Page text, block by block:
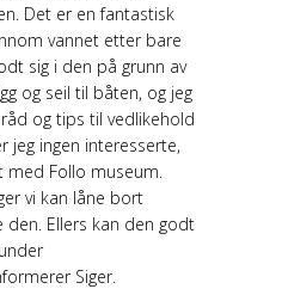
Det er en fantastisk
vannet etter bare
sig i den på grunn av
og seil til båten, og jeg
og tips til vedlikehold
jeg ingen interesserte,
Follo museum.
vi kan låne bort
den. Ellers kan den godt
Siger.